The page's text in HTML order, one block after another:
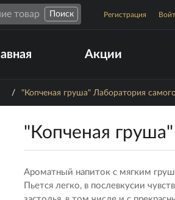
Регистрация
Акции
/ "Копченая груша" Лаборатория
"Копченая
Ароматный напиток с мягким
Пьется легко, в послевкусии